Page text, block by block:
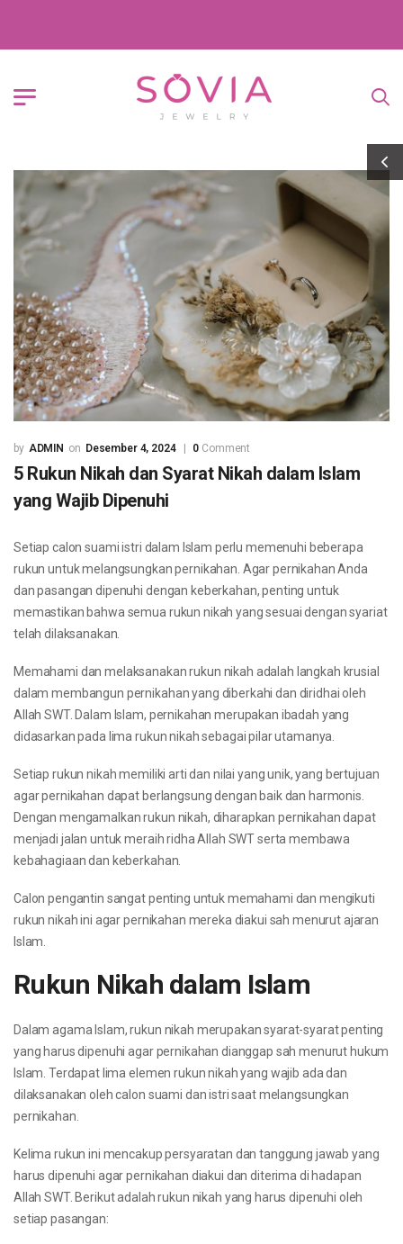
ADMIN Desember 4, 2024 0 Comment
5 Rukun Nikah dan Syarat Nikah dalam Islam
yang Wajib Dipenuhi
Setiap calon suami istri dalam Islam perlu memenuhi beberapa
rukun untuk melangsungkan pernikahan. Agar pernikahan Anda
dan pasangan dipenuhi dengan keberkahan, penting untuk
memastikan bahwa semua rukun nikah yang sesuai dengan syariat
telah dilaksanakan.
Memahami dan melaksanakan rukun nikah adalah langkah krusial
dalam membangun pernikahan yang diberkahi dan diridhai oleh
Allah SWT. Dalam Islam, pernikahan merupakan ibadah yang
didasarkan pada lima rukun nikah sebagai pilar utamanya.
Setiap rukun nikah memiliki arti dan nilai yang unik, yang bertujuan
agar pernikahan dapat berlangsung dengan baik dan harmonis.
Dengan mengamalkan rukun nikah, diharapkan pernikahan dapat
menjadi jalan untuk meraih ridha Allah SWT serta membawa
kebahagiaan dan keberkahan.
Calon pengantin sangat penting untuk memahami dan mengikuti
rukun nikah ini agar pernikahan mereka diakui sah menurut ajaran
Islam.
Rukun Nikah dalam Islam
Dalam agama Islam, rukun nikah merupakan syarat-syarat penting
yang harus dipenuhi agar pernikahan dianggap sah menurut hukum
Islam. Terdapat lima elemen rukun nikah yang wajib ada dan
dilaksanakan oleh calon suami dan istri saat melangsungkan
pernikahan.
Kelima rukun ini mencakup persyaratan dan tanggung jawab yang
harus dipenuhi agar pernikahan diakui dan diterima di hadapan
Allah SWT. Berikut adalah rukun nikah yang harus dipenuhi oleh
setiap pasangan: